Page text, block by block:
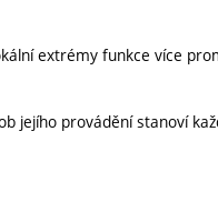
extrémy funkce více
jejího provádění stanoví